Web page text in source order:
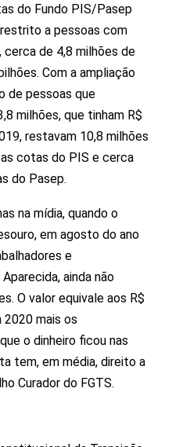
do Fundo PIS/Pasep
a pessoas com
cerca de 4,8 milhões de
Com a ampliação
de pessoas que
milhões, que tinham R$
restavam 10,8 milhões
cotas do PIS e cerca
do Pasep.
na mídia, quando o
em agosto do ano
e
ainda não
O valor equivale aos R$
mais os
o dinheiro ficou nas
tem, em média, direito a
Curador do FGTS.